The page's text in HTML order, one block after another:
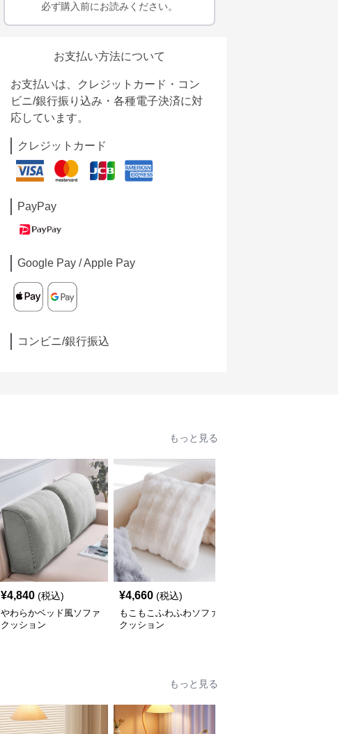
必ず購入前にお読みください。
お支払い方法について
お支払いは、クレジットカード・コン
ビニ/銀行振り込み・各種電子決済に対
応しています。
クレジットカード
PayPay
Google Pay / Apple Pay
コンビニ/銀行振込
もっと見る
¥4,840 (税込)
やわらかベッド風ソファ
クッション
¥4,660 (税込)
もこもこふわふわソファ
クッション
もっと見る